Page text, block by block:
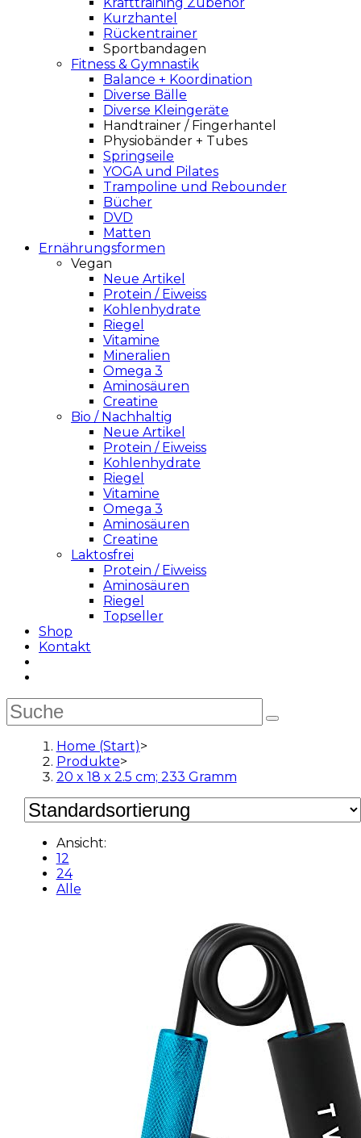
Kurzhantel
Rückentrainer
Sportbandagen
Fitness & Gymnastik
Balance + Koordination
Diverse Bälle
Diverse Kleingeräte
Handtrainer / Fingerhantel
Physiobänder + Tubes
Springseile
YOGA und Pilates
Trampoline und Rebounder
Bücher
DVD
Matten
Ernährungsformen
Vegan
Neue Artikel
Protein / Eiweiss
Kohlenhydrate
Riegel
Vitamine
Mineralien
Omega 3
Aminosäuren
Creatine
Bio / Nachhaltig
Neue Artikel
Protein / Eiweiss
Kohlenhydrate
Riegel
Vitamine
Omega 3
Aminosäuren
Creatine
Laktosfrei
Protein / Eiweiss
Aminosäuren
Riegel
Topseller
Shop
Kontakt
Home (Start)>
Produkte>
20 x 18 x 2.5 cm; 233 Gramm
Ansicht:
12
24
Alle